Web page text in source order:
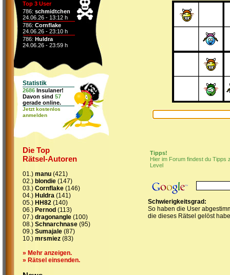
Top 3 User
786: schmidtchen
24.06.26 - 13:12 h
786: Cornflake
24.06.26 - 23:10 h
786: Huldra
24.06.26 - 23:59 h
Statistik
2686 Insulaner!
Davon sind 57
gerade online.
Jetzt kostenlos
anmelden
Die Top
Rätsel-Autoren
01.) manu (421)
02.) blondie (147)
03.) Cornflake (146)
04.) Huldra (141)
05.) HH82 (140)
06.) Pernod (113)
07.) dragonangle (100)
08.) Schnarchnase (95)
09.) Sumajale (87)
10.) mrsmiez (83)
» Mehr anzeigen.
» Rätsel einsenden.
Tipps!
Hier im Forum findest du Tipps
Level
Schwierigkeitsgrad:
So haben die User
die dieses Rätsel gelöst